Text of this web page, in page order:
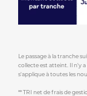
Le passage à la tranche
collecte est atteint. Il n'y
s'applique à toutes les
** TRI net de frais de